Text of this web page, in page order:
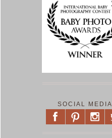
SOCIAL MEDIA